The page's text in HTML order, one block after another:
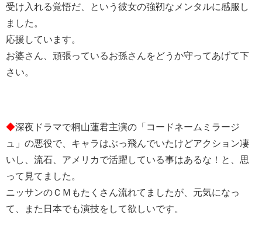
受け入れる覚悟だ、という彼女の強靭なメンタルに感服し
ました。
応援しています。
お婆さん、頑張っているお孫さんをどうか守ってあげて下
さい。
◆深夜ドラマで桐山蓮君主演の「コードネームミラージ
ュ」の悪役で、キャラはぶっ飛んでいたけどアクション凄
いし、流石、アメリカで活躍している事はあるな！と、思
って見てました。
ニッサンのＣＭもたくさん流れてましたが、元気になっ
て、また日本でも演技をして欲しいです。